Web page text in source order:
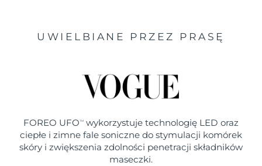
UWIELBIANE PRZEZ PRASĘ
FOREO UFO TM
wykorzystuje technologię LED oraz
ciepłe i zimne fale soniczne do stymulacji komórek
skóry i zwiększenia zdolności penetracji składników
maseczki.